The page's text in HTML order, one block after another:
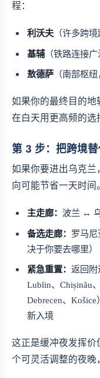
程：
利沃夫 （许多跨
基辅（铁路连接广
敖德萨（南部枢纽
如果你的最终目的地
在白天用更高频的选
第 3 步：把跨境
如果你要进出乌克兰
向可能节省一天时间
主走廊：波兰 ↔
备选走廊： 罗马
决于你要去哪里）
紧急重置：返回附
Lublin、Chișinău
Debrecen、
新入境
这正是缓冲夜发挥价
个可灵活调整的夜晚